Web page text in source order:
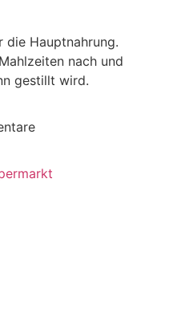
die Hauptnahrung.
nach und
gestillt wird.